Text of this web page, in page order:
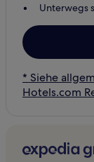
Unterwegs
* Siehe
Hotels.com